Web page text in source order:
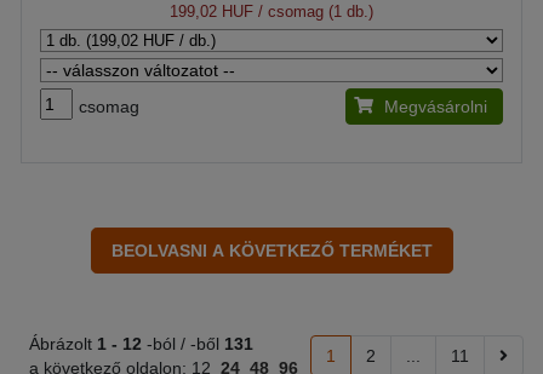
199,02 HUF / csomag (1 db.)
csomag Megvásárolni
Ábrázolt 1 - 12 -ból / -ből 131
a következő oldalon: 12 24 48 96
1 2 11